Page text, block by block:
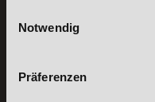
Notwendig
Präferenzen
Erreichbarkeit:
Samstag: 9:00 - 15:00 Uhr